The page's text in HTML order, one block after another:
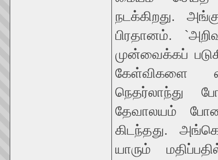
நடக்கிறது.
பிரதானம்.
முன்வைக்கப்
கேள்விகளை
நெதர்லாந்து
தேவாலயம்
கிடந்தது.
யாரும்